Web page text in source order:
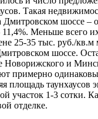
Такая
Дмитровском шоссе –
Меньше всего
25-35 тыс. руб./
шоссе.
Новорижского и
примерно
площадь таунхаусов
участок 1-3 сотки.
отделке.